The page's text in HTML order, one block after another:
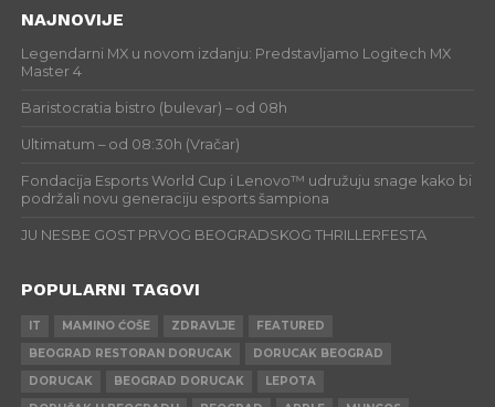
NAJNOVIJE
Legendarni MX u novom izdanju: Predstavljamo Logitech MX
Master 4
Baristocratia bistro (bulevar) – od 08h
Ultimatum – od 08:30h (Vračar)
Fondacija Esports World Cup i Lenovo™ udružuju snage kako bi
podržali novu generaciju esports šampiona
JU NESBE GOST PRVOG BEOGRADSKOG THRILLERFESTA
POPULARNI TAGOVI
IT MAMINO ĆOŠE ZDRAVLJE
FEATURED
BEOGRAD RESTORAN DORUCAK
DORUCAK BEOGRAD
DORUCAK
BEOGRAD DORUCAK
LEPOTA